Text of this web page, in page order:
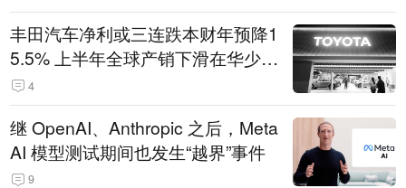
丰田汽车净利或三连跌本财年预降1
5.5% 上半年全球产销下滑在华少卖
14.3万辆
4
继 OpenAI、Anthropic 之后，Meta
AI 模型测试期间也发生“越界”事件
9